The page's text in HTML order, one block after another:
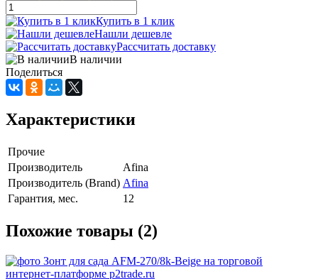
Купить в 1 клик
Нашли дешевле
Рассчитать доставку
В наличии
Поделиться
Характеристики
Прочие
Производитель
Afina
Производитель (Brand) Afina
Гарантия, мес.
12
Похожие товары (2)